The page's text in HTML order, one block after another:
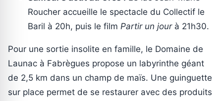
Roucher accueille le spectacle du Collectif le
Baril à 20h, puis le film Partir un jourà 21h30.
Pour une sortie insolite en famille, le Domaine de
Launac à Fabrègues propose un labyrinthe géant
de 2,5 km dans un champ de maïs. Une guinguette
sur place permet de se restaurer avec des produits